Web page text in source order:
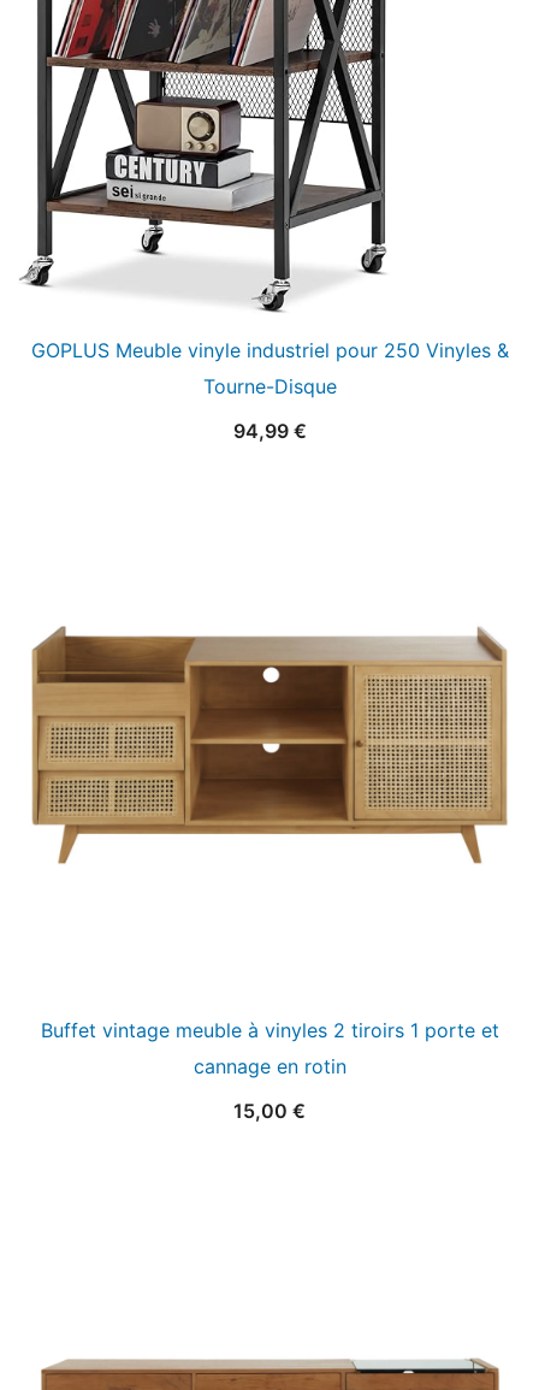
GOPLUS Meuble vinyle industriel pour 250 Vinyles &
Tourne-Disque
94,99 €
Buffet vintage meuble à vinyles 2 tiroirs 1 porte et
cannage en rotin
15,00 €